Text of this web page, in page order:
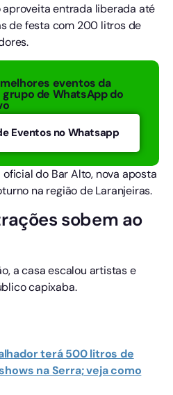
entrada liberada até
de festa com 200 litros de
eventos da
grupo de WhatsApp do
Eventos no Whatsapp
do Bar Alto, nova aposta
na região de Laranjeiras.
sobem ao
a casa escalou artistas e
capixaba.
terá 500 litros de
na Serra; veja como